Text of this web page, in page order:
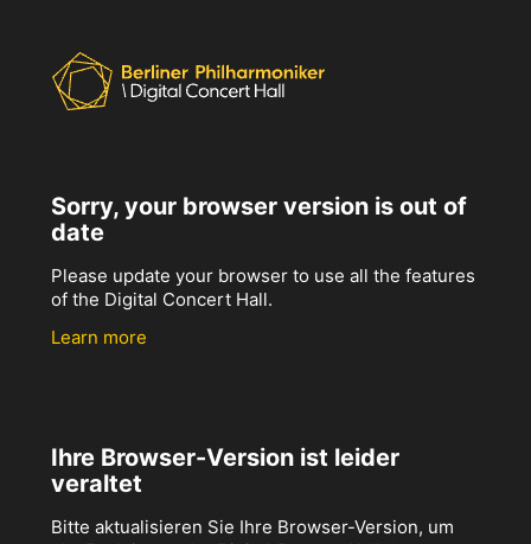
Sorry, your browser version is out of
date
Please update your browser to use all the features
of the Digital Concert Hall.
Learn more
Ihre Browser-Version ist leider
veraltet
Bitte aktualisieren Sie Ihre Browser-Version, um